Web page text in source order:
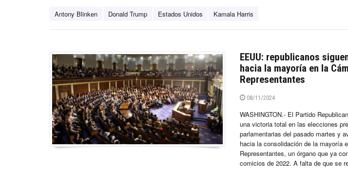
Antony Blinken Donald Trump Estados Unidos Kamala Harris
EEUU: republicanos
hacia la mayoría en la
Representantes
08/11/2024
WASHINGTON.- El Partido
una victoria total en las elecciones
parlamentarias del pasado martes y
hacia la consolidación de la mayoría
Representantes, un órgano que ya
comicios de 2022. A falta de que se